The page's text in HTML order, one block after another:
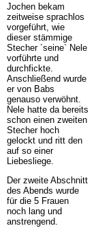
Jochen bekam
zeitweise sprachlos
vorgeführt, wie
dieser stämmige
Stecher ´seine` Nele
vorführte und
durchfickte.
Anschließend wurde
er von Babs
genauso verwöhnt.
Nele hatte da bereits
schon einen zweiten
Stecher hoch
gelockt und ritt den
auf so einer
Liebesliege.
Der zweite Abschnitt
des Abends wurde
für die 5 Frauen
noch lang und
anstrengend.